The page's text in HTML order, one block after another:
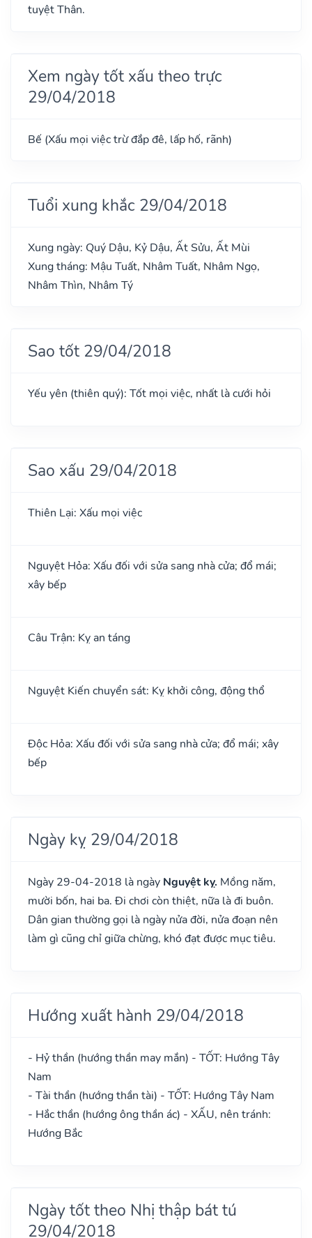
tuyệt Thân.
Xem ngày tốt xấu theo trực
29/04/2018
Bế (Xấu mọi việc trừ đắp đê, lấp hố, rãnh)
Tuổi xung khắc 29/04/2018
Xung ngày: Quý Dậu, Kỷ Dậu, Ất Sửu, Ất Mùi
Xung tháng: Mậu Tuất, Nhâm Tuất, Nhâm Ngọ,
Nhâm Thìn, Nhâm Tý
Sao tốt 29/04/2018
Yếu yên (thiên quý): Tốt mọi việc, nhất là cưới hỏi
Sao xấu 29/04/2018
Thiên Lại: Xấu mọi việc
Nguyệt Hỏa: Xấu đối với sửa sang nhà cửa; đổ mái;
xây bếp
Câu Trận: Kỵ an táng
Nguyệt Kiến chuyển sát: Kỵ khởi công, động thổ
Độc Hỏa: Xấu đối với sửa sang nhà cửa; đổ mái; xây
bếp
Ngày kỵ 29/04/2018
Ngày 29-04-2018 là ngày Nguyệt kỵ. Mồng năm,
mười bốn, hai ba. Đi chơi còn thiệt, nữa là đi buôn.
Dân gian thường gọi là ngày nửa đời, nửa đoạn nên
làm gì cũng chỉ giữa chừng, khó đạt được mục tiêu.
Hướng xuất hành 29/04/2018
- Hỷ thần (hướng thần may mắn) - TỐT: Hướng Tây
Nam
- Tài thần (hướng thần tài) - TỐT: Hướng Tây Nam
- Hắc thần (hướng ông thần ác) - XẤU, nên tránh:
Hướng Bắc
Ngày tốt theo Nhị thập bát tú
29/04/2018